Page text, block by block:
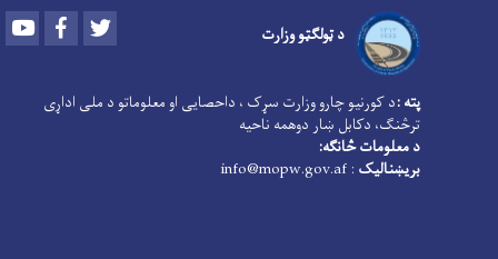
د ټولګټو وزارت Youtube Facebook
پته :د کورنیو چارو وزارت سړک ، داحصایی او معلوماتو د ملی اداړی
ترڅنګ، دکابل ښار دوهمه ناحیه
د معلومات څانګه:
بریښنالیک : info@mopw.gov.af